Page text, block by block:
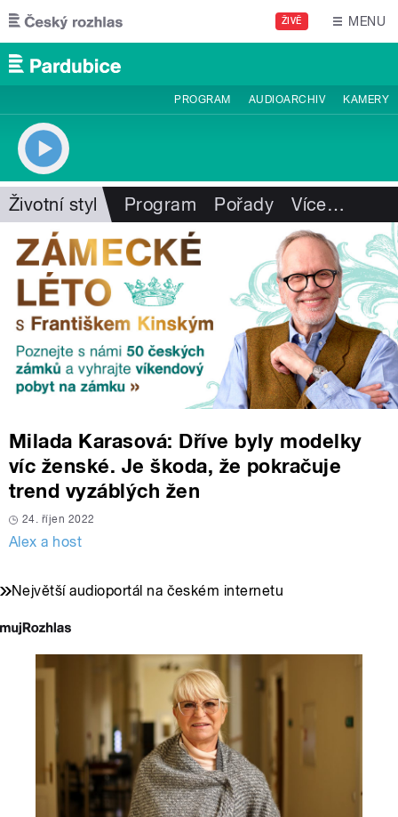
Přejít k hlavnímu obsahu
ŽIVĚ MENU
PROGRAM AUDIOARCHIV KAMERY
Životní styl Program Pořady Více…
Milada Karasová: Dříve byly modelky
víc ženské. Je škoda, že pokračuje
trend vyzáblých žen
24. říjen 2022
Alex a host
Největší audioportál na českém internetu